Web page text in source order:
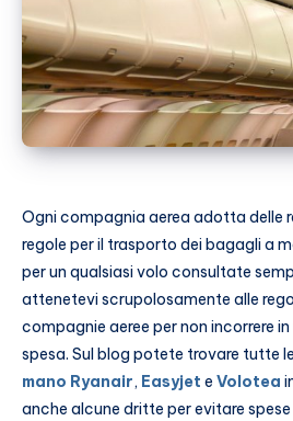
Ogni compagnia aerea adotta delle
regole per il trasporto dei bagagli a
per un qualsiasi volo consultate
attenetevi scrupolosamente alle
compagnie aeree per non incorrere
spesa. Sul blog potete trovare tutte
mano Ryanair, Easyjet e Volotea
anche alcune dritte per evitare spese